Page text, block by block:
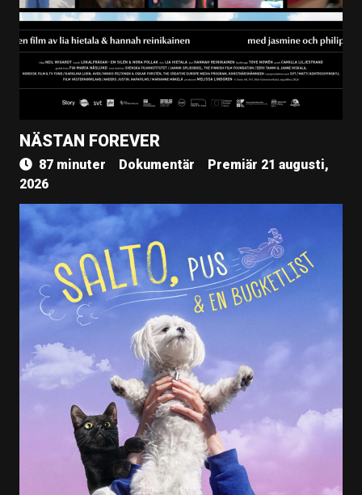
NÄSTAN FOREVER
87 minuter Dokumentär
Premiär 21 augusti,
2026